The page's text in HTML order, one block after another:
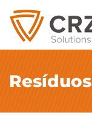
Resíduos